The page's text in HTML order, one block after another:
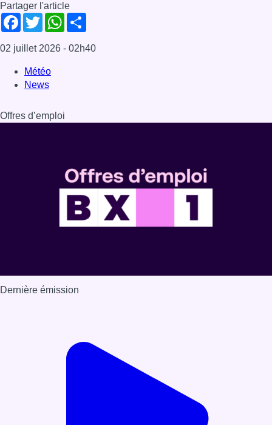
Partager l'article
Facebook
TwitterWhatsApp
02 juillet 2026 - 02h40
Météo
News
Offres d’emploi
Dernière émission